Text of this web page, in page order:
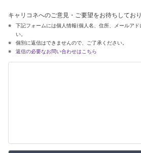
キャリコネへのご意見・ご要望をお待ちしており
下記フォームには個人情報(個人名、住所、メールア
い。
個別に返信はできませんので、ご了承ください。
返信の必要なお問い合わせはこちら